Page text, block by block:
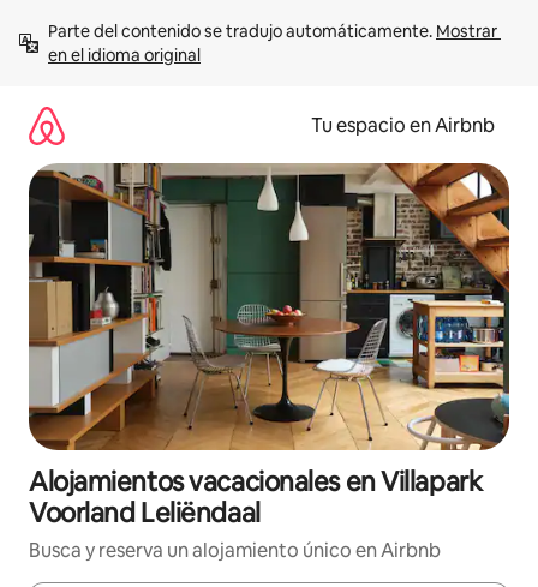
contenido
Parte del contenido se tradujo automáticamente. Mostrar
en el idioma original
Tu espacio en Airbnb
Alojamientos vacacionales en Villapark
Voorland Leliëndaal
Busca y reserva un alojamiento único en Airbnb